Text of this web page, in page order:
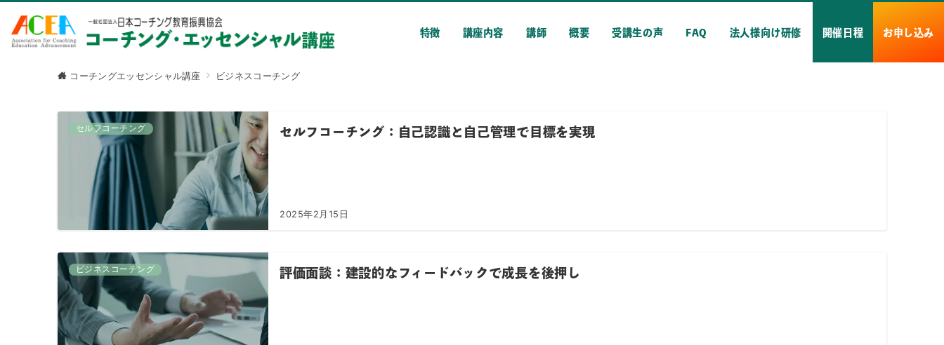
特徴 講座内容 講師 概要 受講生の声 FAQ 法人様向け研修 開催日程 お申し込み
コーチングエッセンシャル講座 ビジネスコーチング
セルフコーチング セルフコーチング：自己認識と自己管理で目標を実現
2025年2月15日
ビジネスコーチング 評価面談：建設的なフィードバックで成長を後押し